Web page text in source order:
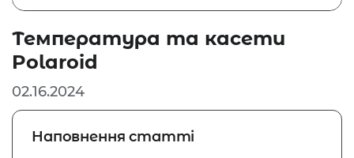
Температура та касети
Polaroid
02.16.2024
Наповнення статті